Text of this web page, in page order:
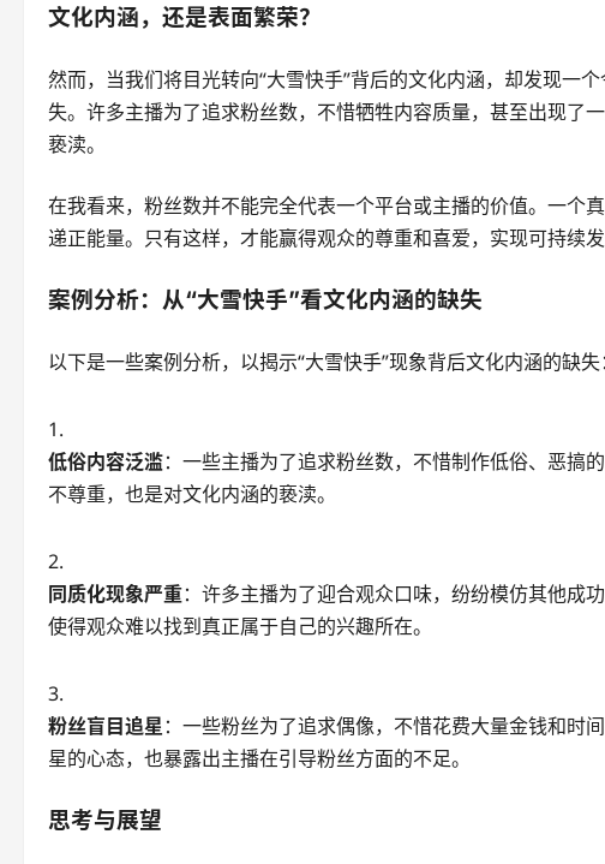
文化内涵，还是表面繁荣？
然而，当我们将目光转向“大雪快手”背后的文化内涵，却发现一
失。许多主播为了追求粉丝数，不惜牺牲内容质量，甚至出现了
亵渎。
在我看来，粉丝数并不能完全代表一个平台或主播的价值。一个
递正能量。只有这样，才能赢得观众的尊重和喜爱，实现可持续发
案例分析：从“大雪快手”看文化内涵的缺失
以下是一些案例分析，以揭示“大雪快手”现象背后文化内涵的缺失：
低俗内容泛滥：一些主播为了追求粉丝数，不惜制作低俗、恶搞
不尊重，也是对文化内涵的亵渎。
同质化现象严重：许多主播为了迎合观众口味，纷纷模仿其他成
使得观众难以找到真正属于自己的兴趣所在。
粉丝盲目追星 ：一些粉丝为了追求偶像，不惜花费大量金钱和时
星的心态，也暴露出主播在引导粉丝方面的不足。
思考与展望